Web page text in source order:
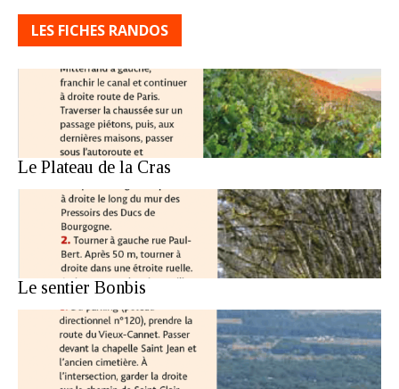
LES FICHES RANDOS
Le Plateau de la Cras
Le sentier Bonbis